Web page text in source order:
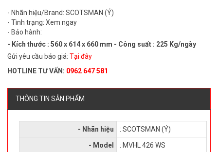
- Nhãn hiệu/Brand: SCOTSMAN (Ý)
- Tình trạng: Xem ngay
- Bảo hành:
- Kích thước : 560 x 614 x 660 mm - Công suất : 225 Kg/ngày
Gửi yêu cầu báo giá: Tại đây
HOTLINE TƯ VẤN: 0962 647 581
THÔNG TIN SẢN PHẨM
- Nhãn hiệu : SCOTSMAN (Ý)
- Model : MVHL 426 WS